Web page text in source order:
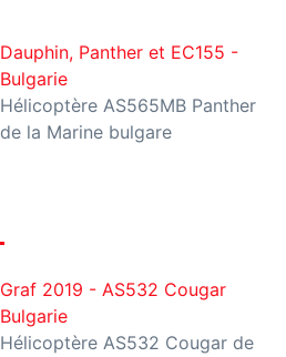
Dauphin, Panther et EC155 -
Bulgarie
Hélicoptère AS565MB Panther
de la Marine bulgare
Graf 2019 - AS532 Cougar
Bulgarie
Hélicoptère AS532 Cougar de